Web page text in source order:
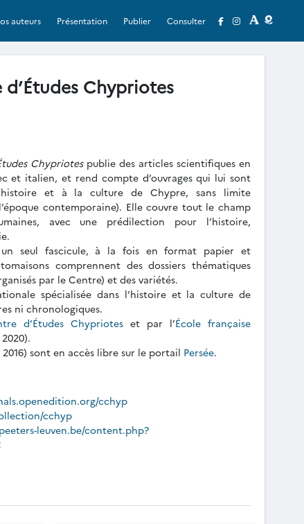
auteurs Présentation Publier Consulter
Chypriotes
Chypriotespublie des articles scientifiques en
et italien, et rend compte d’ouvrages qui lui sont
et à la culture de Chypre, sans limite
contemporaine). Elle couvre tout le champ
avec une prédilection pour l’histoire,
seul fascicule, à la fois en format papier et
comprennent des dossiers thématiques
par le Centre) et des variétés.
spécialisée dans l’histoire et la culture de
ni chronologiques.
d’Études Chypriotes et par l’École française
2016) sont en accès libre sur le portail Persée.
cchyp
cchyp
leuven.be/content.php?